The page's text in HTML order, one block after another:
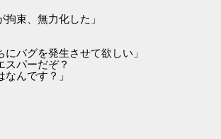
束、無力化した」
バグを発生させて欲しい」
スパーだぞ？
んです？」